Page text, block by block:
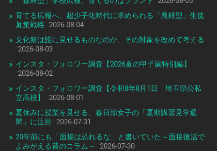
育てる広報へ、超少子化時代に求められる「農耕型」生徒
募集戦略
2026-08-04
文化祭は誰に見せるものなのか、その対象を改めて考える
2026-08-03
インスタ・フォロワー調査【2026夏の甲子園特別編】
2026-08-02
インスタ・フォロワー調査【令和8年8月1日 埼玉県公私
立高校】
2026-08-01
夏休みに授業を見せる、春日部女子の「夏期講習見学週
間」に注目
2026-07-31
20年前にも「面接は恐れるな」と書いていた～面接復活で
よみがえる昔のコラム～
2026-07-30